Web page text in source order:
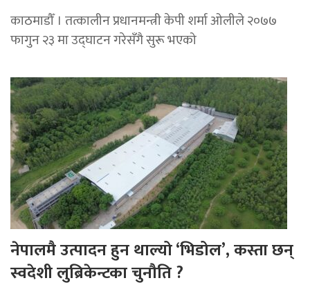
काठमाडौँ । तत्कालीन प्रधानमन्त्री केपी शर्मा ओलीले २०७७
फागुन २३ मा उद्घाटन गरेसँगै सुरू भएको
नेपालमै उत्पादन हुन थाल्यो ‘भिडोल’, कस्ता छन्
स्वदेशी लुब्रिकेन्टका चुनौति ?